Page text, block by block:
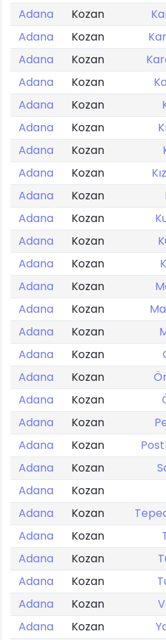
Adana
Kozan
Adana
Kozan
Adana
Kozan
Adana
Kozan
Adana
Kozan
Adana
Kozan
Adana
Kozan
Adana
Kozan
Adana
Kozan
Adana
Kozan
Adana
Kozan
Adana
Kozan
Adana
Kozan
Adana
Kozan
Adana
Kozan
Adana
Kozan
Adana
Kozan
Adana
Kozan
Adana
Kozan
Adana
Kozan
Adana
Kozan
Adana
Kozan
Adana
Kozan
Adana
Kozan
Adana
Kozan
Adana
Kozan
Adana
Kozan
Adana
Kozan